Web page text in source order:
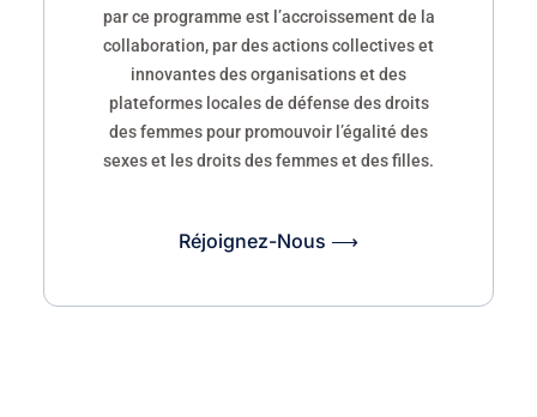
par ce programme est l’accroissement de la
collaboration, par des actions collectives et
innovantes des organisations et des
plateformes locales de défense des droits
des femmes pour promouvoir l’égalité des
sexes et les droits des femmes et des filles.
Réjoignez-Nous ⟶